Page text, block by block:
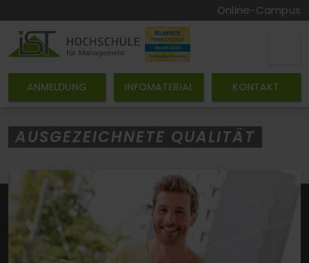
Online-Campus
ANMELDUNG INFOMATERIAL KONTAKT
AUSGEZEICHNETE QUALITÄT